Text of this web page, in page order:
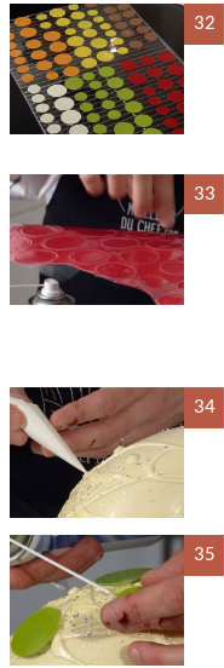
32
33
34
35